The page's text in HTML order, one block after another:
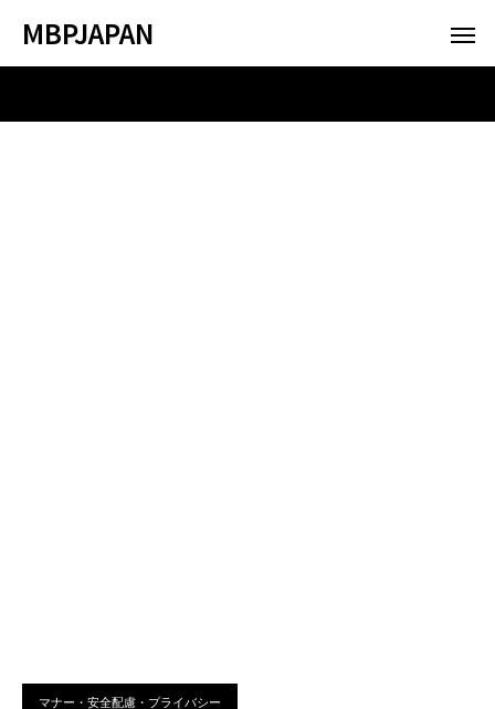
MBPJAPAN
マナー・安全配慮・プライバシー